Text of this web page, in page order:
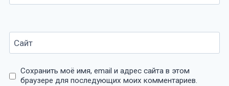
Сайт
Сохранить моё имя, email и адрес сайта в этом
браузере для последующих моих комментариев.